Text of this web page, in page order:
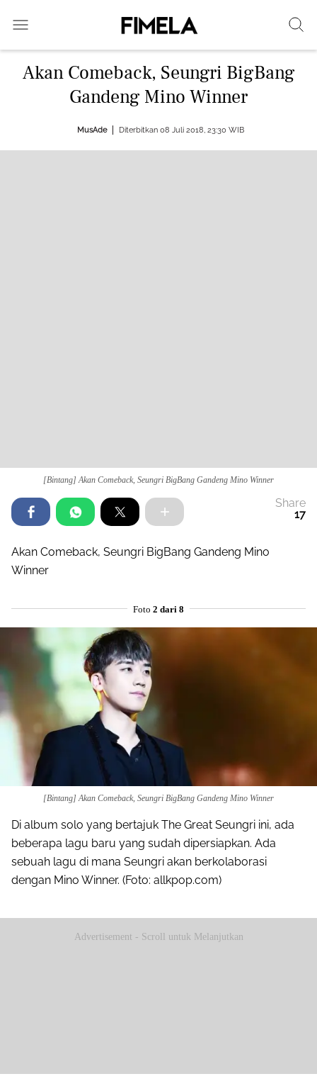
Akan Comeback, Seungri BigBang
Gandeng Mino Winner
MusAde Diterbitkan 08 Juli 2018, 23:30 WIB
[Bintang] Akan Comeback, Seungri BigBang Gandeng Mino Winner
Share
17
Akan Comeback, Seungri BigBang Gandeng Mino
Winner
Foto 2 dari 8
[Bintang] Akan Comeback, Seungri BigBang Gandeng Mino Winner
Di album solo yang bertajuk The Great Seungri ini, ada
beberapa lagu baru yang sudah dipersiapkan. Ada
sebuah lagu di mana Seungri akan berkolaborasi
dengan Mino Winner. (Foto: allkpop.com)
Advertisement - Scroll untuk Melanjutkan